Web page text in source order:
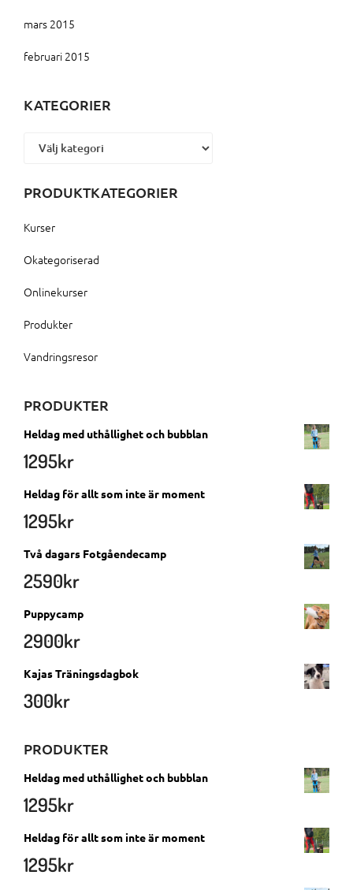
mars 2015
februari 2015
KATEGORIER
Kategorier
PRODUKTKATEGORIER
Kurser
Okategoriserad
Onlinekurser
Produkter
Vandringsresor
PRODUKTER
Heldag med uthållighet och bubblan
1295kr
Heldag för allt som inte är moment
1295kr
Två dagars Fotgåendecamp
2590kr
Puppycamp
2900kr
Kajas Träningsdagbok
300kr
PRODUKTER
Heldag med uthållighet och bubblan
1295kr
Heldag för allt som inte är moment
1295kr